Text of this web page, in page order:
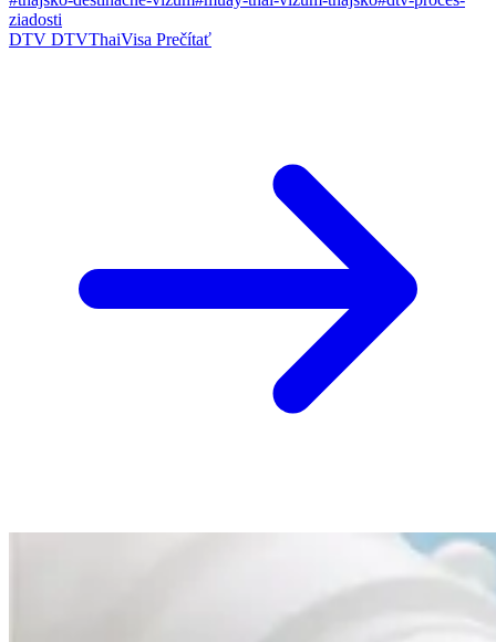
ziadosti
DTV DTVThaiVisa Prečítať